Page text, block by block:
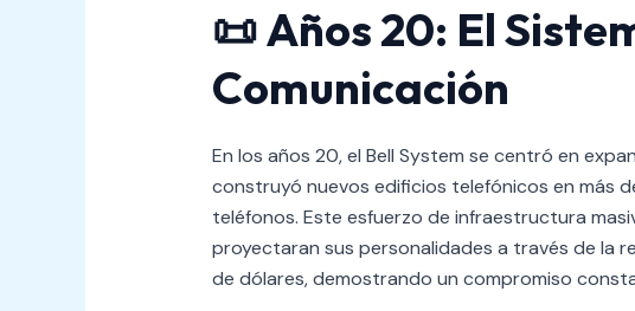
📜Años 20: El
Comunicación
En los años 20, el Bell System se centró en
construyó nuevos edificios telefónicos en más
teléfonos. Este esfuerzo de infraestructura
proyectaran sus personalidades a través de la
de dólares, demostrando un compromiso